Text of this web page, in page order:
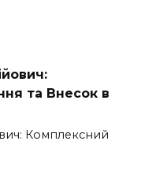
та Внесок в
Комплексний